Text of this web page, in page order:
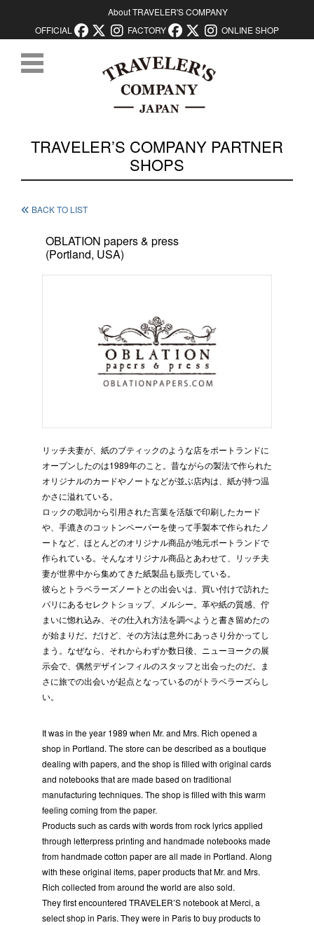
About TRAVELER'S COMPANY
OFFICIAL
FACTORY ONLINE SHOP
TRAVELER’S COMPANY PARTNER
SHOPS
BACK TO LIST
OBLATION papers & press
(Portland, USA)
リッチ夫妻が、紙のブティックのような店をポートランドに
オープンしたのは1989年のこと。昔ながらの製法で作られた
オリジナルのカードやノートなどが並ぶ店内は、紙が持つ温
かさに溢れている。
ロックの歌詞から引用された言葉を活版で印刷したカード
や、手漉きのコットンペーパーを使って手製本で作られたノ
ートなど、ほとんどのオリジナル商品が地元ポートランドで
作られている。そんなオリジナル商品とあわせて、リッチ夫
妻が世界中から集めてきた紙製品も販売している。
彼らとトラベラーズノートとの出会いは、買い付けで訪れた
パリにあるセレクトショップ、メルシー。革や紙の質感、佇
まいに惚れ込み、その仕入れ方法を調べようと書き留めたの
が始まりだ。だけど、その方法は意外にあっさり分かってし
まう。なぜなら、それからわずか数日後、ニューヨークの展
示会で、偶然デザインフィルのスタッフと出会ったのだ。ま
さに旅での出会いが起点となっているのがトラベラーズらし
い。
It was in the year 1989 when Mr. and Mrs. Rich opened a
shop in Portland. The store can be described as a boutique
dealing with papers, and the shop is filled with original cards
and notebooks that are made based on traditional
manufacturing techniques. The shop is filled with this warm
feeling coming from the paper.
Products such as cards with words from rock lyrics applied
through letterpress printing and handmade notebooks made
from handmade cotton paper are all made in Portland. Along
with these original items, paper products that Mr. and Mrs.
Rich collected from around the world are also sold.
They first encountered TRAVELER’S notebook at Merci, a
select shop in Paris. They were in Paris to buy products to